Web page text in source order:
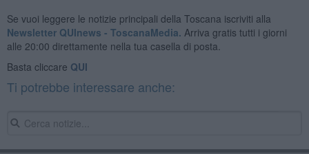
Se vuoi leggere le notizie principali della Toscana iscriviti alla
Newsletter QUInews - ToscanaMedia. Arriva gratis tutti i giorni
alle 20:00 direttamente nella tua casella di posta.
Basta cliccare QUI
Ti potrebbe interessare anche: